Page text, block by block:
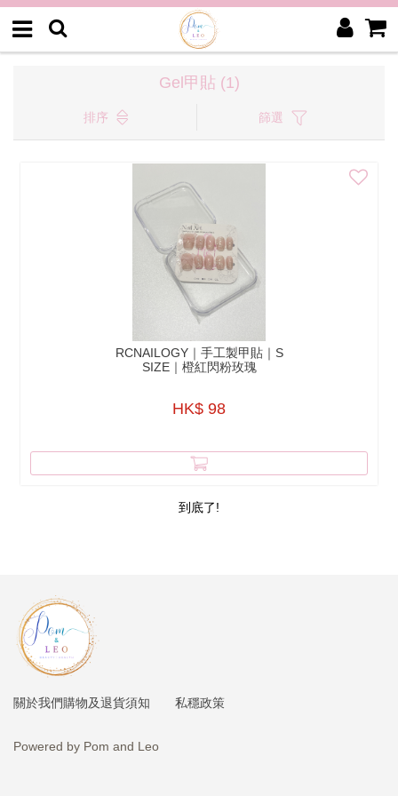
Gel甲貼 (1)
排序 篩選
RCNAILOGY｜手工製甲貼｜S
SIZE｜橙紅閃粉玫瑰
HK$ 98
到底了!
關於我們購物及退貨須知 私穩政策
Powered by Pom and Leo